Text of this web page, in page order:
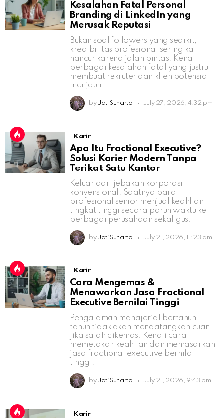
Kesalahan Fatal Personal
Branding di LinkedIn yang
Merusak Reputasi
Bukan soal followers yang sedikit,
kredibilitas profesional sering kali
hancur karena jalan pintas. Kenali
berbagai kesalahan fatal yang justru
membuat rekruter dan klien potensial
menjauh.
by Jati Sunarto July 27, 2026, 4:32 pm
Karir
Apa Itu Fractional Executive?
Solusi Karier Modern Tanpa
Terikat Satu Kantor
Keluar dari jebakan korporasi
konvensional. Saatnya para
profesional senior menjual keahlian
tingkat tinggi secara paruh waktu ke
berbagai perusahaan sekaligus.
by Jati Sunarto July 21, 2026, 11:23 am
Karir
Cara Mengemas &
Menawarkan Jasa Fractional
Executive Bernilai Tinggi
Pengalaman manajerial bertahun-
tahun tidak akan mendatangkan cuan
jika salah dikemas. Kenali cara
memetakan keahlian dan memasarkan
jasa fractional executive bernilai
tinggi.
by Jati Sunarto July 21, 2026, 9:43 pm
Karir